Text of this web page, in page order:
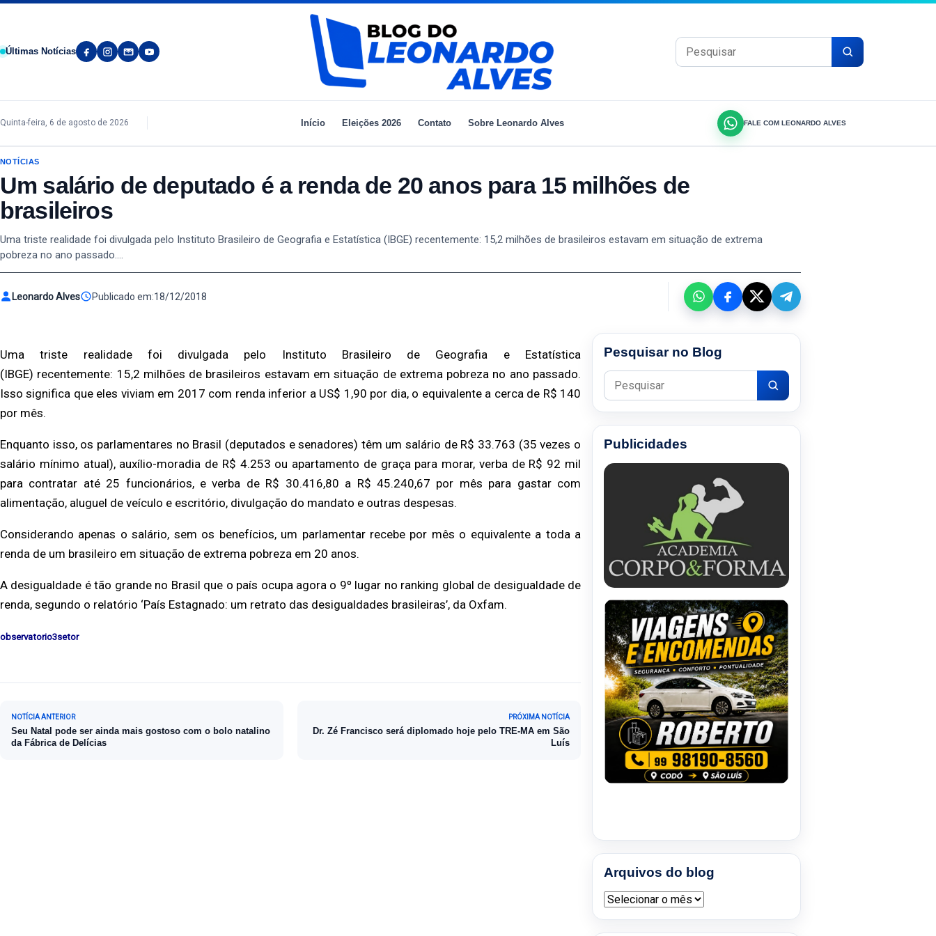
Pular para o conteúdo
Últimas Notícias Pesquisar por:
Quinta-feira, 6 de agosto de 2026 Início Eleições 2026 Contato Sobre Leonardo Alves FALE COM LEONARDO ALVES
NOTÍCIAS
Um salário de deputado é a renda de 20 anos para 15 milhões de
brasileiros
Uma triste realidade foi divulgada pelo Instituto Brasileiro de Geografia e Estatística (IBGE) recentemente: 15,2 milhões de brasileiros estavam em situação de extrema
pobreza no ano passado.…
Leonardo Alves Publicado em:18/12/2018
Uma triste realidade foi divulgada pelo Instituto Brasileiro de Geografia e Estatística
(IBGE) recentemente: 15,2 milhões de brasileiros estavam em situação de extrema pobreza no ano passado.
Isso significa que eles viviam em 2017 com renda inferior a US$ 1,90 por dia, o equivalente a cerca de R$ 140
por mês.
Enquanto isso, os parlamentares no Brasil (deputados e senadores) têm um salário de R$ 33.763 (35 vezes o
salário mínimo atual), auxílio-moradia de R$ 4.253 ou apartamento de graça para morar, verba de R$ 92 mil
para contratar até 25 funcionários, e verba de R$ 30.416,80 a R$ 45.240,67 por mês para gastar com
alimentação, aluguel de veículo e escritório, divulgação do mandato e outras despesas.
Considerando apenas o salário, sem os benefícios, um parlamentar recebe por mês o equivalente a toda a
renda de um brasileiro em situação de extrema pobreza em 20 anos.
A desigualdade é tão grande no Brasil que o país ocupa agora o 9º lugar no ranking global de desigualdade de
renda, segundo o relatório ‘País Estagnado: um retrato das desigualdades brasileiras’, da Oxfam.
observatorio3setor
Navegação de Post
NOTÍCIA ANTERIOR
Seu Natal pode ser ainda mais gostoso com o bolo natalino
da Fábrica de Delícias
PRÓXIMA NOTÍCIA
Dr. Zé Francisco será diplomado hoje pelo TRE-MA em São
Luís
Pesquisar no Blog
Pesquisar por:
Publicidades
Arquivos do blog
Arquivos do blog